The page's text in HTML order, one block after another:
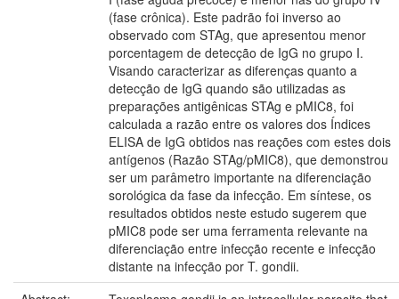
(fase crônica). Este padrão foi inverso ao
observado com STAg, que apresentou menor
porcentagem de detecção de IgG no grupo I.
Visando caracterizar as diferenças quanto a
detecção de IgG quando são utilizadas as
preparações antigênicas STAg e pMIC8, foi
calculada a razão entre os valores dos Índices
ELISA de IgG obtidos nas reações com estes dois
antígenos (Razão STAg/pMIC8), que demonstrou
ser um parâmetro importante na diferenciação
sorológica da fase da infecção. Em síntese, os
resultados obtidos neste estudo sugerem que
pMIC8 pode ser uma ferramenta relevante na
diferenciação entre infecção recente e infecção
distante na infecção por T. gondii.